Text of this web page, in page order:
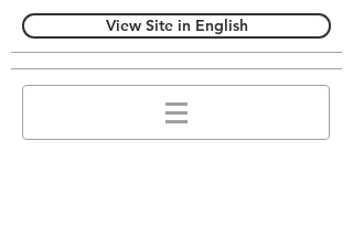
View Site in English